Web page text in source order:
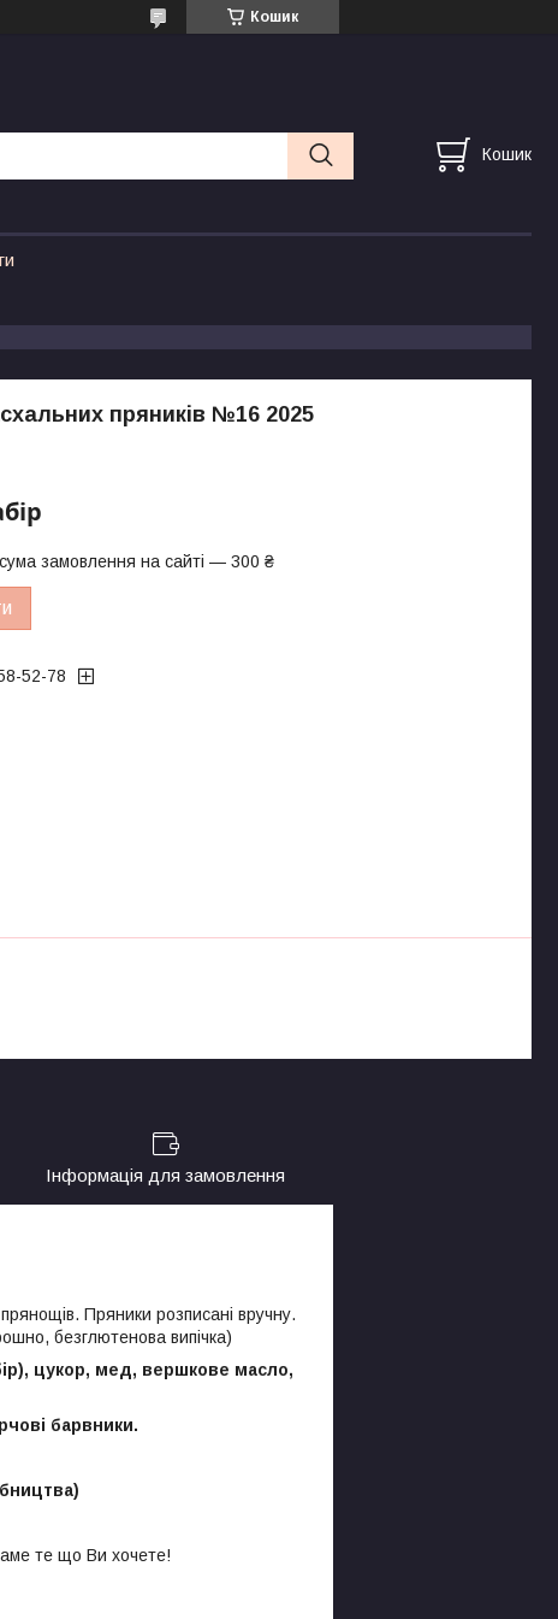
Кошик
Кошик
пряників №16 2025
замовлення на сайті — 300 ₴
52-78
Інформація для замовлення
Пряники розписані вручну.
безглютенова випічка)
цукор, мед, вершкове масло,
барвники.
те що Ви хочете!